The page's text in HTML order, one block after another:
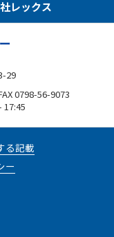
レックス
29
0798-56-9073
17:45
る記載
ー